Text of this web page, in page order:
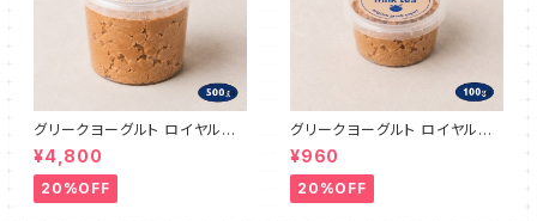
グリークヨーグルト ロイヤルミ
ルクティ 500g
¥4,800
20%OFF
グリークヨーグルト ロイヤルミ
ルクティ 100g
¥960
20%OFF